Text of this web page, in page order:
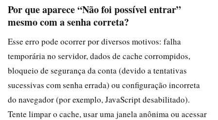
Por que aparece “Não foi possível entrar”
mesmo com a senha correta?
Esse erro pode ocorrer por diversos motivos: falha
temporária no servidor, dados de cache corrompidos,
bloqueio de segurança da conta (devido a tentativas
sucessivas com senha errada) ou configuração incorreta
do navegador (por exemplo, JavaScript desabilitado).
Tente limpar o cache, usar uma janela anônima ou acessar